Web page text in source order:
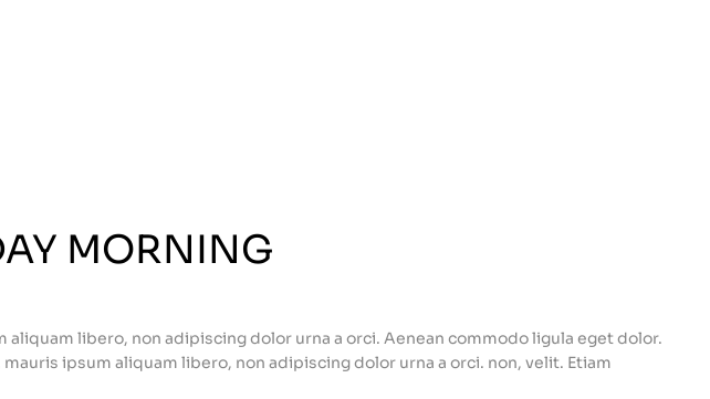
MORNING
libero, non adipiscing dolor urna a orci. Aenean commodo ligula eget dolor.
ipsum aliquam libero, non adipiscing dolor urna a orci. non, velit. Etiam